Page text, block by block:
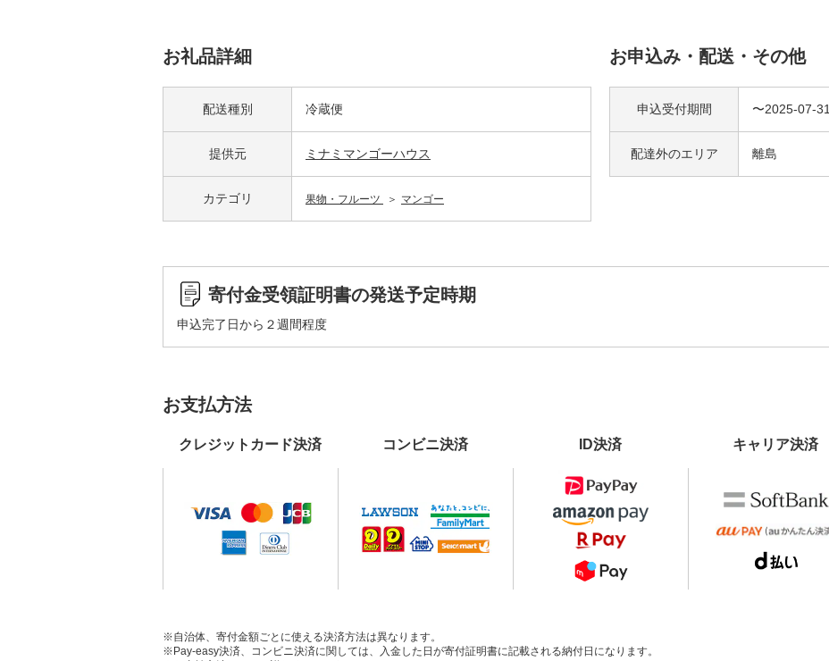
お礼品詳細
配送種別 冷蔵便
提供元 ミナミマンゴーハウス
カテゴリ 果物・フルーツ マンゴー
お申込み・配送・その他
申込受付期間 〜2025-07-31
配達外のエリア 離島
寄付金受領証明書の発送予定時期
申込完了日から２週間程度
お支払方法
クレジットカード決済 コンビニ決済 ID決済 キャリア決済
※自治体、寄付金額ごとに使える決済方法は異なります。
※Pay-easy決済、コンビニ決済に関しては、入金した日が寄付証明書に記載される納付日になります。